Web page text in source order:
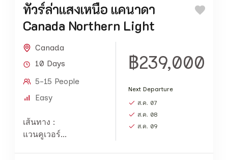
ทัวร์ล่าแสงเหนือ แคนาดา
Canada Northern Light
Canada
10 Days
5-15 People
Easy
เส้นทาง :
แวนคูเวอร์...
฿239,000
Next Departure
ส.ค. 07
ส.ค. 08
ส.ค. 09